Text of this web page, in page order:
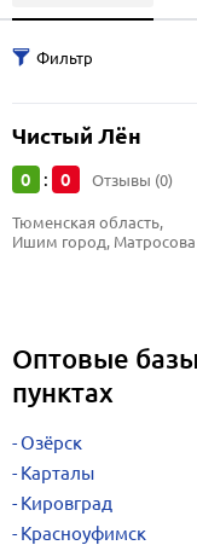
Чистый Лён
0 : 0 Отзывы (0)
Тюменская область,
Ишим город, Матросова
Оптовые
пунктах
Озёрск
Карталы
Кировград
Красноуфимск